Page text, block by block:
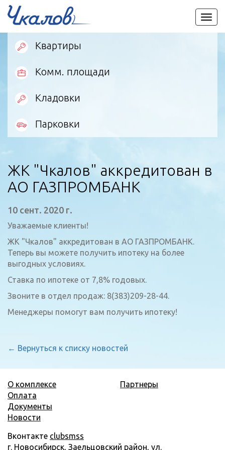
Квартиры
Комм. площади
Кладовки
Парковки
ЖК "Чкалов" аккредитован в
АО ГАЗПРОМБАНК
10 сент. 2020 г.
Уважаемые клиенты!
ЖК "Чкалов" аккредитован в АО ГАЗПРОМБАНК.
Теперь вы можете получить ипотеку на более
выгодных условиях.
Ставка по ипотеке от 7,8% годовых.
Звоните в отдел продаж: 8(383)209-28-44.
Менеджеры помогут вам получить ипотеку!
← Вернуться к списку новостей
О комплексе
Оплата
Документы
Новости
Партнеры
Вконтакте clubsmss
г. Новосибирск, Заельцовский район, ул.